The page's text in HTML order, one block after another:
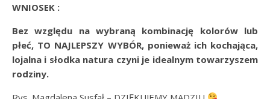
WNIOSEK :
Bez względu na wybraną kombinację kolorów lub
płeć, TO NAJLEPSZY WYBÓR, ponieważ ich kochająca,
lojalna i słodka natura czyni je idealnym towarzyszem
rodziny.